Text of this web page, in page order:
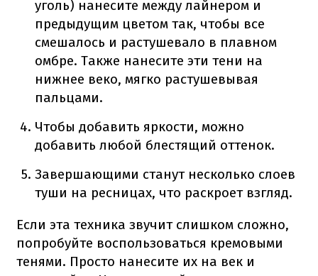
уголь) нанесите между лайнером и
предыдущим цветом так, чтобы все
смешалось и растушевало в плавном
омбре. Также нанесите эти тени на
нижнее веко, мягко растушевывая
пальцами.
Чтобы добавить яркости, можно
добавить любой блестящий оттенок.
Завершающими станут несколько слоев
туши на ресницах, что раскроет взгляд.
Если эта техника звучит слишком сложно,
попробуйте воспользоваться кремовыми
тенями. Просто нанесите их на век и